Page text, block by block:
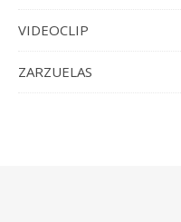
VIDEOCLIP
ZARZUELAS